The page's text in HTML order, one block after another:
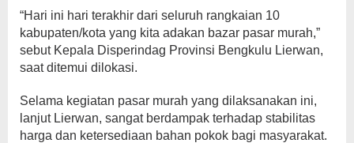
“Hari ini hari terakhir dari seluruh rangkaian 10
kabupaten/kota yang kita adakan bazar pasar murah,”
sebut Kepala Disperindag Provinsi Bengkulu Lierwan,
saat ditemui dilokasi.
Selama kegiatan pasar murah yang dilaksanakan ini,
lanjut Lierwan, sangat berdampak terhadap stabilitas
harga dan ketersediaan bahan pokok bagi masyarakat.